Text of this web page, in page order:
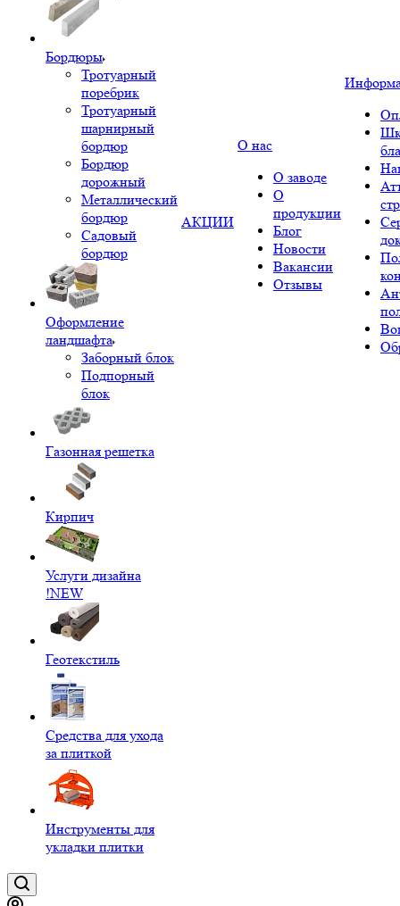
Бордюры
Тротуарный
поребрик
Тротуарный
шарнирный
бордюр
Бордюр
дорожный
Металлический
бордюр
Садовый
бордюр
Оформление
ландшафта
Заборный блок
Подпорный
блок
Газонная решетка
Кирпич
Услуги дизайна
!NEW
Геотекстиль
Средства для ухода
за плиткой
Инструменты для
укладки плитки
АКЦИИ
О нас
О заводе
О
продукции
Блог
Новости
Вакансии
Отзывы